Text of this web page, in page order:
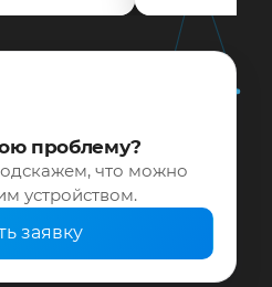
проблему?
что можно
устройством.
заявку